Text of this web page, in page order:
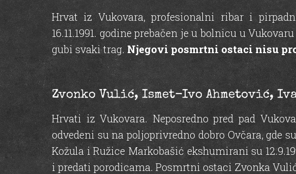
Hrvat iz Vukovara, profesionalni ribar i
16.11.1991. godine prebačen je u bolnicu u
gubi svaki trag.Njegovi posmrtni ostaci nisu
Zvonko Vulić, Ismet-Ivo Ahmetović,
Hrvati iz Vukovara. Neposredno pred pad
odvedeni su na poljoprivredno dobro Ovčara, gde
Kožula i Ružice Markobašić ekshumirani su
i predati porodicama. Posmrtni ostaci Zvonka